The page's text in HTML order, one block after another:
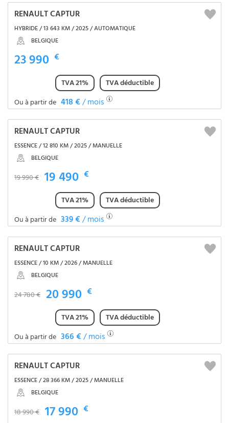
RENAULT CAPTUR
HYBRIDE / 13 643 KM / 2025 / AUTOMATIQUE
BELGIQUE
23 990 €
TVA 21%
TVA déductible
Ou à partir de 418 €/ mois
RENAULT CAPTUR
ESSENCE / 12 810 KM / 2025 / MANUELLE
BELGIQUE
19 990 € 19 490 €
TVA 21%
TVA déductible
Ou à partir de 339 €/ mois
RENAULT CAPTUR
ESSENCE / 10 KM / 2026 / MANUELLE
BELGIQUE
24 780 € 20 990 €
TVA 21%
TVA déductible
Ou à partir de 366 €/ mois
RENAULT CAPTUR
ESSENCE / 28 366 KM / 2025 / MANUELLE
BELGIQUE
18 990 € 17 990 €